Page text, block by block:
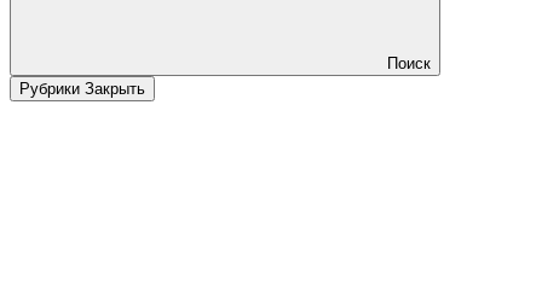
Поиск
Рубрики Закрыть